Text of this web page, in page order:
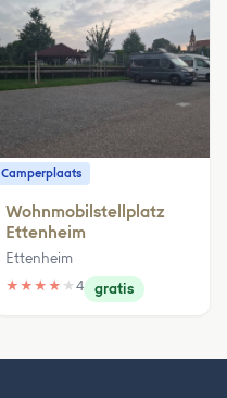
Camperplaats
Wohnmobilstellplatz
Ettenheim
Ettenheim
★ ★ ★ ★ ★ 4 gratis